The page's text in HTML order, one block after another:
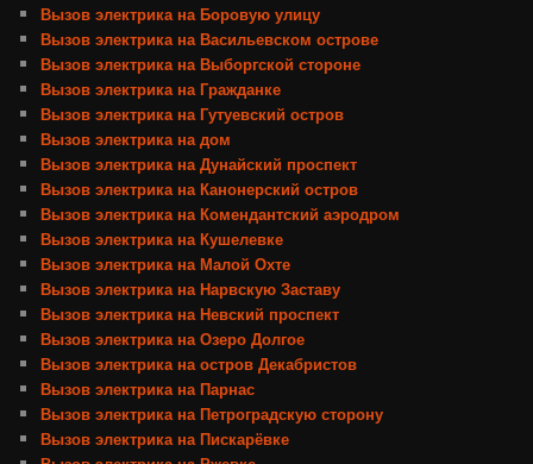
Вызов электрика на Боровую улицу
Вызов электрика на Васильевском острове
Вызов электрика на Выборгской стороне
Вызов электрика на Гражданке
Вызов электрика на Гутуевский остров
Вызов электрика на дом
Вызов электрика на Дунайский проспект
Вызов электрика на Канонерский остров
Вызов электрика на Комендантский аэродром
Вызов электрика на Кушелевке
Вызов электрика на Малой Охте
Вызов электрика на Нарвскую Заставу
Вызов электрика на Невский проспект
Вызов электрика на Озеро Долгое
Вызов электрика на остров Декабристов
Вызов электрика на Парнас
Вызов электрика на Петроградскую сторону
Вызов электрика на Пискарёвке